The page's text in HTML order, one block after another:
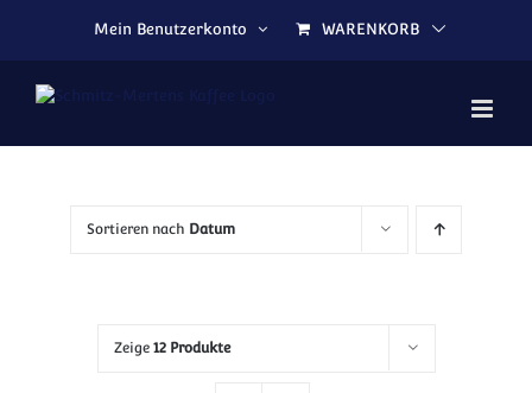
Mein Benutzerkonto
WARENKORB
Sortieren nach Datum
Zeige 12 Produkte